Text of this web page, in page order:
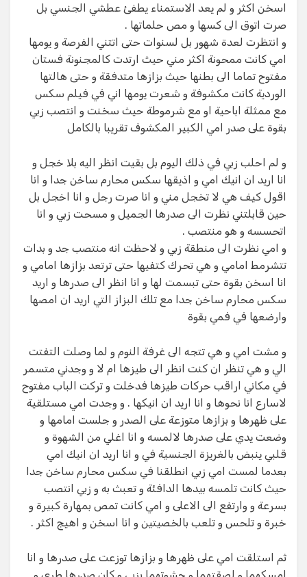
اسخن اكثر و لم يعد الاستمناء يطفئ عطشي الجنسي بل
صرت اتوق الى كسها و مص حلماتها .
و انتظرت لعدة شهور بل لسنوات حتى اتتني الفرصة و يومها
امي كانت ممحونة اكثر مني حيث ارتدت كالمجنونة فستان
مفتوح تماما الى بطنها حيث بزازها متدفقة و حتى هالتها
الوردية كانت مكشوفة و شعرت يومها اني في فيلم سكس
مع ممثلة اباحية او مع شرموطة حيث سخنت و انتصب زبي
بقوة على صدر امي الكبير المكشوف تقريبا بالكامل
و لم احلب زبي في ذلك اليوم بل بقيت انظر اليه بلا خجل و
انا اريد ان انيك امي و اذيقها سكس محارم ساخن جدا و انا
اقول كيف هي لا تخجل مني و انا صرت رجل و انا اخجل بل
حين قابلتني نظرت الى صدرها الجميل و مسحت زبي و انا
اتحسسه و هو منتصب .
و امي نظرت الى منطقة زبي و لاحظت انه منتصب جد و بدات
تتشرمط امامي و هي تحرك كتفيها حتى ترتعد بزازها امامي و
انا اسخن بقوة حتى تبسمت لها و انا انظر الى صدرها و اريد
سكس محارم ساخن جدا مع تلك البزاز التي اريد ان امصها
وارضعها في فمي بقوة
و مشت امي و هي تتجه الى غرفة النوم و لما وصلت التفتت
الي و هي تنظر ان كنت انظر الى طيزها ام لا و وجدني متسمر
في مكاني اراقب حركات طيزها فدخلت و تركت الباب مفتوح
لاسارع انا نحوها و انا اريد ان انيكها . و وجدت امي مستلقية
على ظهرها و بزازها متوزعة على الصدر و جلست امامها و
وضعت يدي على صدرها لالمسه و انا اغلي من الشهوة و
قلبي ينبض بالغريزة الجنسية في و انا اريد ان انيك امي
بعدما لمست امي زبي انطلقنا في سكس محارم ساخن جدا
حيث كانت تلمسه بيدها الدافئة و تعبث به و زبي انتصب
بسرعة و وارتفع الى الاعلى و امي كانت تمص بمهارة كبيرة و
خبرة و تلحس و تلعب بالخصيتين و انا اسخن و اهيج اكثر .
ثم استلقت امي على ظهرها و بزازها توزعت على صدرها و انا